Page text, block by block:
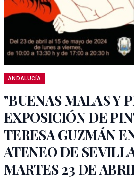
ANDALUCÍA
"BUENAS MALAS Y
EXPOSICIÓN DE
TERESA GUZMÁN
ATENEO DE
MARTES 23 DE